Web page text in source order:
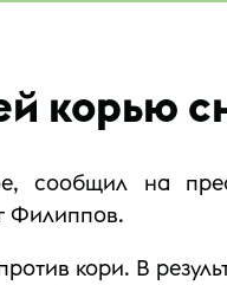
корью
сообщил на
Филиппов.
кори. В